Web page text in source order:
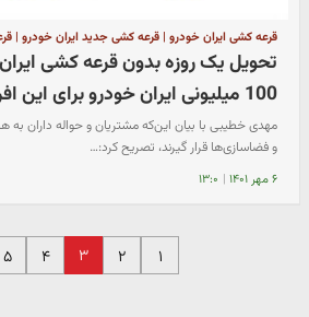
قرعه کشی ایران خودرو | قرعه کشی جدید ایران خودرو | قرعه
تحویل یک روزه بدون قرعه کشی
100 میلیونی ایران خودرو برای این افراد
مهدی خطیبی با بیان این‌که مشتریان و حواله داران به
و فضاسازی‌ها قرار گیرند، تصریح کرد:…
۶ مهر ۱۴۰۱ | ۱۳:۰
۱ ۲ ۳ ۴ ۵